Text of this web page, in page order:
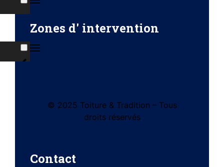
Zones d' intervention
© 2025 Toiture & Tradition – Tous
droits réservés
Contact